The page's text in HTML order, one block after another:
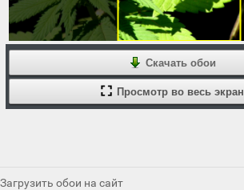
Скачать обои
Просмотр во весь экран
Загрузить обои на сайт